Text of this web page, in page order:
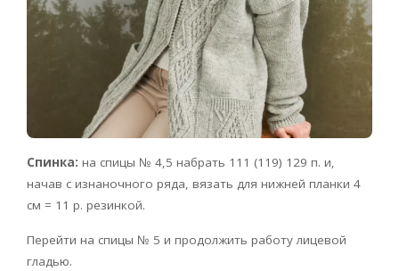
Спинка: на спицы № 4,5 набрать 111 (119) 129 п. и,
начав с изнаночного ряда, вязать для нижней планки 4
см = 11 р. резинкой.
Перейти на спицы № 5 и продолжить работу лицевой
гладью.